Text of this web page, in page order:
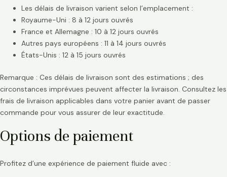
Les délais de livraison varient selon l’emplacement :
Royaume-Uni : 8 à 12 jours ouvrés
France et Allemagne : 10 à 12 jours ouvrés
Autres pays européens : 11 à 14 jours ouvrés
États-Unis : 12 à 15 jours ouvrés
Remarque : Ces délais de livraison sont des estimations ; des
circonstances imprévues peuvent affecter la livraison. Consultez les
frais de livraison applicables dans votre panier avant de passer
commande pour vous assurer de leur exactitude.
Options de paiement
Profitez d’une expérience de paiement fluide avec :